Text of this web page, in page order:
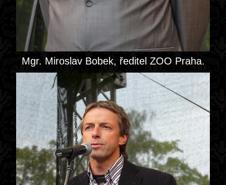
Mgr. Miroslav Bobek, ředitel ZOO Praha.